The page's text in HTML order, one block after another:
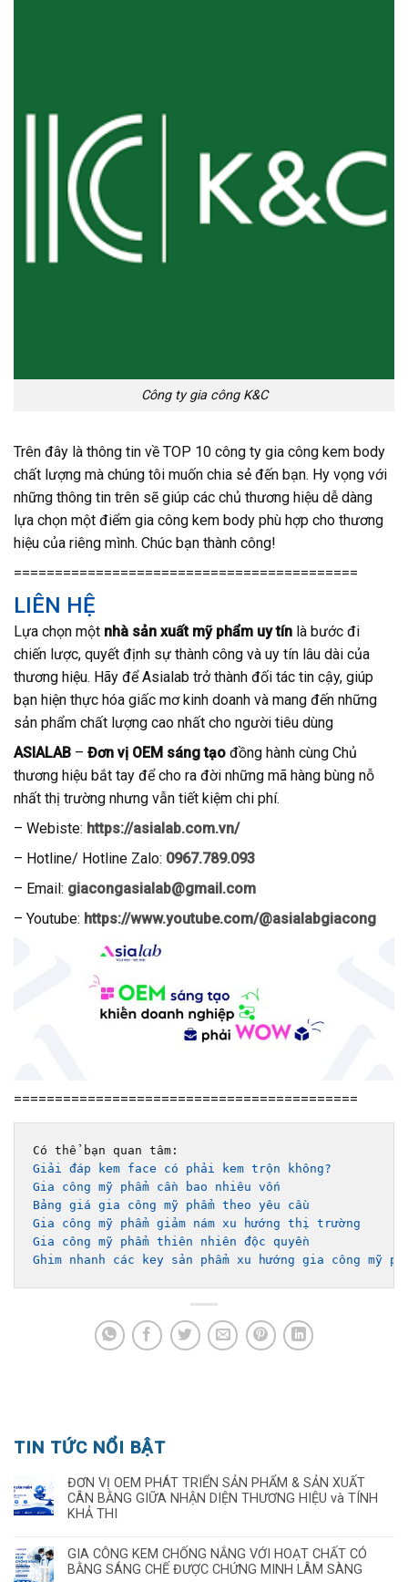
Công ty gia công K&C
Trên đây là thông tin về TOP 10 công ty gia công kem body
chất lượng mà chúng tôi muốn chia sẻ đến bạn. Hy vọng với
những thông tin trên sẽ giúp các chủ thương hiệu dễ dàng
lựa chọn một điểm gia công kem body phù hợp cho thương
hiệu của riêng mình. Chúc bạn thành công!
==========================================
LIÊN HỆ
Lựa chọn một nhà sản xuất mỹ phẩm uy tín là bước đi
chiến lược, quyết định sự thành công và uy tín lâu dài của
thương hiệu. Hãy để Asialab trở thành đối tác tin cậy, giúp
bạn hiện thực hóa giấc mơ kinh doanh và mang đến những
sản phẩm chất lượng cao nhất cho người tiêu dùng
ASIALAB – Đơn vị OEM sáng tạo đồng hành cùng Chủ
thương hiệu bắt tay để cho ra đời những mã hàng bùng nỗ
nhất thị trường nhưng vẫn tiết kiệm chi phí.
– Webiste: https://asialab.com.vn/
– Hotline/ Hotline Zalo: 0967.789.093
– Email: giacongasialab@gmail.com
– Youtube: https://www.youtube.com/@asialabgiacong
==========================================
Giải đáp kem face có phải kem trộn không?
Gia công mỹ phẩm cần bao nhiêu vốn
Bảng giá gia công mỹ phẩm theo yêu cầu
Gia công mỹ phẩm giảm nám xu hướng thị trường
Gia công mỹ phẩm thiên nhiên độc quyền
Ghim nhanh các key sản phẩm xu hướng gia công mỹ
TIN TỨC NỔI BẬT
ĐƠN VỊ OEM PHÁT TRIỂN SẢN PHẨM & SẢN XUẤT
CÂN BẰNG GIỮA NHẬN DIỆN THƯƠNG HIỆU và TÍNH
KHẢ THI
GIA CÔNG KEM CHỐNG NẮNG VỚI HOẠT CHẤT CÓ
BẰNG SÁNG CHẾ ĐƯỢC CHỨNG MINH LÂM SÀNG